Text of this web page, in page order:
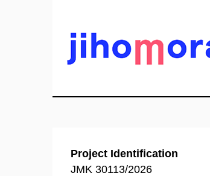
Project Identification
JMK 30113/2026